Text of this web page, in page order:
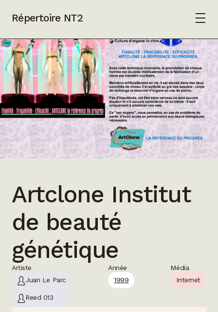
Répertoire NT2
Artclone Institut
de beauté
génétique
Artiste
Juan Le Parc
Reed 013
Année
1999
Média
Internet